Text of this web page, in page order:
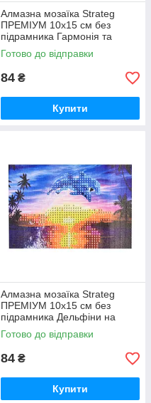
Алмазна мозаїка Strateg
ПРЕМІУМ 10х15 см без
підрамника Гармонія та
спокій (YAB28548)
Готово до відправки
84 ₴
Купити
Алмазна мозаїка Strateg
ПРЕМІУМ 10х15 см без
підрамника Дельфіни на
заході сонця (YAB29566)
Готово до відправки
84 ₴
Купити